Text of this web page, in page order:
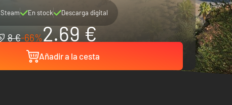
Steam En stock Descarga digital
8 €-66%2.69 €
Añadir a la cesta